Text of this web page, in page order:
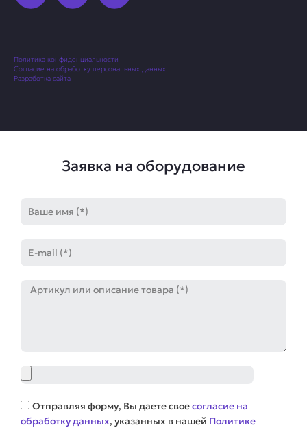
Политика конфиденциальности
Согласие на обработку персональных данных
Разработка сайта
Заявка на оборудование
mail
Артикул
Файл
Соглашение
Отправляя форму, Вы даете своесогласие на
обработку данных, указанных в нашей Политике